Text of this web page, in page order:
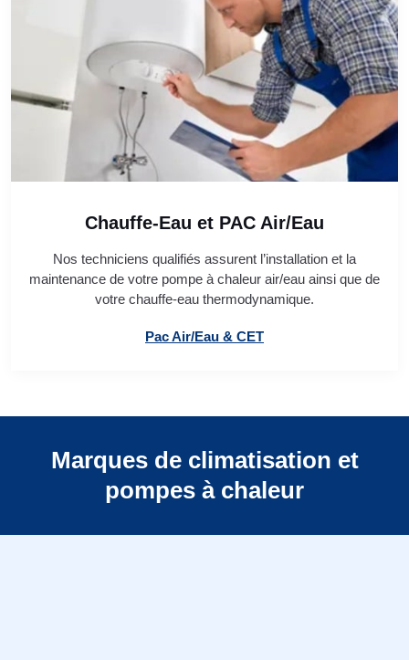
Chauffe-Eau et PAC Air/Eau
Nos techniciens qualifiés assurent l’installation et la
maintenance de votre pompe à chaleur air/eau ainsi que de
votre chauffe-eau thermodynamique.
Pac Air/Eau & CET
Marques de climatisation et
pompes à chaleur